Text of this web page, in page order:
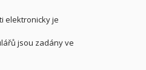
elektronicky je
jsou zadány ve